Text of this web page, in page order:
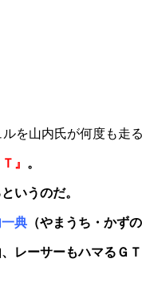
を山内氏が何度も走
』 。
いうのだ。
典 （やまうち・かず
レーサーもハマるＧＴ